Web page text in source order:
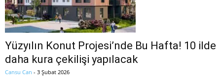
Yüzyılın Konut Projesi’nde Bu Hafta! 10 ilde
daha kura çekilişi yapılacak
Cansu Can - 3 Şubat 2026